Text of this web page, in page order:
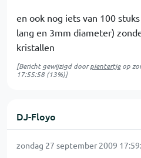
en ook nog iets van 100
lang en 3mm diameter)
kristallen
[Bericht gewijzigd doorpientertjeop
17:55:58(13%)]
DJ-Floyo
zondag 27 september 2009